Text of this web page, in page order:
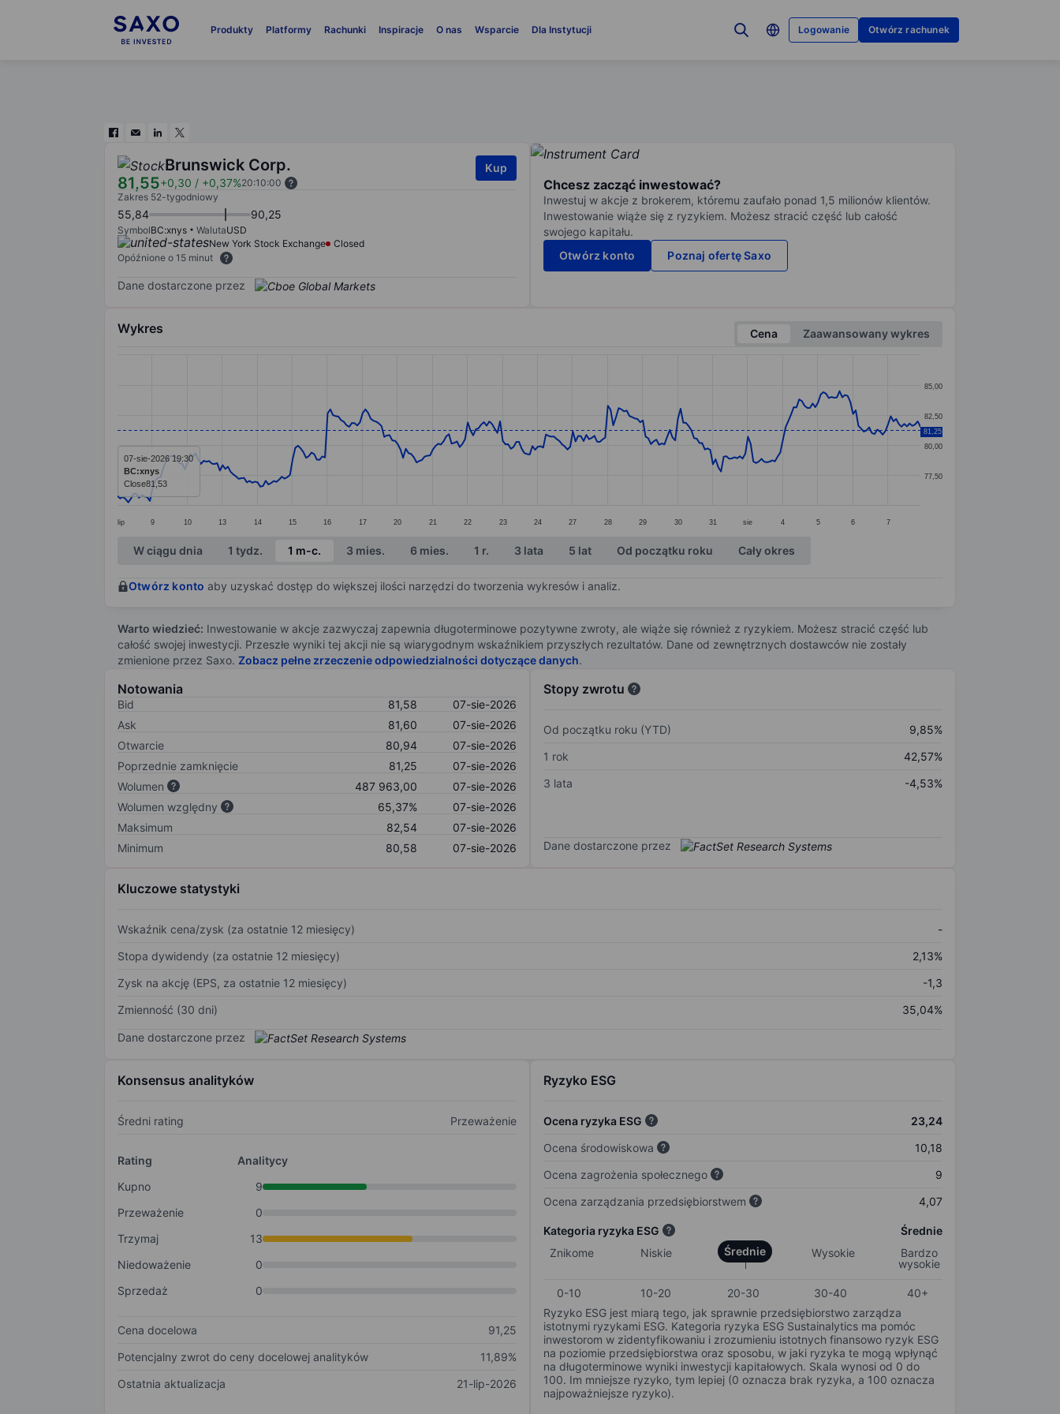
Produkty Platformy Rachunki Inspiracje O nas Wsparcie Dla Instytucji Logowanie Otwórz rachunek
Brunswick Corp.
81,55+0,30 / +0,37%20:10:00
Kup
Zakres 52-tygodniowy
55,84 90,25
SymbolBC:xnys WalutaUSD
New York Stock Exchange
Closed
Opóźnione o 15 minut
Dane dostarczone przez
Chcesz zacząć inwestować?
Inwestuj w akcje z brokerem, któremu zaufało ponad 1,5 milionów klientów.
Inwestowanie wiąże się z ryzykiem. Możesz stracić część lub całość
swojego kapitału.
Otwórz konto
Poznaj ofertę Saxo
Wykres Cena
Zaawansowany wykres
The chart has 1 X axis displaying categories.
The chart has 1 Y axis displaying values. Data ranges from 75.22 to 84.49.
lip 9 10 13 14 15 16 17 20 21 22 23 24 27 28 29 30 31 sie 4 5 6 7
77,50
80,00
82,50
85,00
81,25
07-sie-2026 19:30
BC:xnys
Close81,53
End of interactive chart.
W ciągu dnia 1 tydz. 1 m-c. 3 mies. 6 mies. 1 r. 3 lata 5 lat Od początku roku Cały okres
Otwórz konto aby uzyskać dostęp do większej ilości narzędzi do tworzenia wykresów i analiz.
Warto wiedzieć: Inwestowanie w akcje zazwyczaj zapewnia długoterminowe pozytywne zwroty, ale wiąże się również z ryzykiem. Możesz stracić część lub
całość swojej inwestycji. Przeszłe wyniki tej akcji nie są wiarygodnym wskaźnikiem przyszłych rezultatów. Dane od zewnętrznych dostawców nie zostały
zmienione przez Saxo. Zobacz pełne zrzeczenie odpowiedzialności dotyczące danych.
Notowania
Bid 81,58
07-sie-2026
Ask
81,60
07-sie-2026
Otwarcie
80,94
07-sie-2026
Poprzednie zamknięcie
81,25
07-sie-2026
Wolumen
487 963,00
07-sie-2026
Wolumen względny
65,37%
07-sie-2026
Maksimum
82,54
07-sie-2026
Minimum
80,58 07-sie-2026
Stopy zwrotu
Od początku roku (YTD)
9,85%
1 rok
42,57%
3 lata
-4,53%
Dane dostarczone przez
Kluczowe statystyki
Wskaźnik cena/zysk (za ostatnie 12 miesięcy)
-
Stopa dywidendy (za ostatnie 12 miesięcy)
2,13%
Zysk na akcję (EPS, za ostatnie 12 miesięcy)
-1,3
Zmienność (30 dni)
35,04%
Dane dostarczone przez
Konsensus analityków
Średni rating Przeważenie
Rating
Analitycy
Kupno
9
Przeważenie
0
Trzymaj
13
Niedoważenie
0
Sprzedaż
0
Cena docelowa
91,25
Potencjalny zwrot do ceny docelowej analityków
11,89%
Ostatnia aktualizacja
21-lip-2026
Ryzyko ESG
Ocena ryzyka ESG
23,24
Ocena środowiskowa
10,18
Ocena zagrożenia społecznego
9
Ocena zarządzania przedsiębiorstwem
4,07
Kategoria ryzyka ESG
Średnie
Znikome
Niskie Średnie Wysokie
Bardzo
wysokie
0-10 10-20 20-30 30-40
40+
Ryzyko ESG jest miarą tego, jak sprawnie przedsiębiorstwo zarządza
istotnymi ryzykami ESG. Kategoria ryzyka ESG Sustainalytics ma pomóc
inwestorom w zidentyfikowaniu i zrozumieniu istotnych finansowo ryzyk ESG
na poziomie przedsiębiorstwa oraz sposobu, w jaki ryzyka te mogą wpłynąć
na długoterminowe wyniki inwestycji kapitałowych. Skala wynosi od 0 do
100. Im mniejsze ryzyko, tym lepiej (0 oznacza brak ryzyka, a 100 oznacza
najpoważniejsze ryzyko).